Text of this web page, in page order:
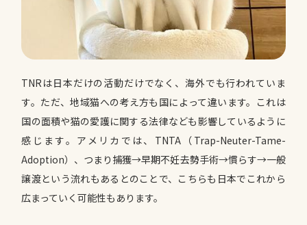
TNRは日本だけの活動だけでなく、海外でも行われていま
す。ただ、地域猫への考え方も国によって違います。これは
国の面積や猫の愛護に関する法律なども影響しているように
感じます。アメリカでは、TNTA（Trap-Neuter-Tame-
Adoption）、つまり捕獲→早期不妊去勢手術→慣らす→一般
譲渡という流れもあるとのことで、こちらも日本でこれから
広まっていく可能性もあります。